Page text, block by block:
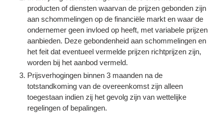
producten of diensten waarvan de prijzen gebonden zijn
aan schommelingen op de financiële markt en waar de
ondernemer geen invloed op heeft, met variabele prijzen
aanbieden. Deze gebondenheid aan schommelingen en
het feit dat eventueel vermelde prijzen richtprijzen zijn,
worden bij het aanbod vermeld.
Prijsverhogingen binnen 3 maanden na de
totstandkoming van de overeenkomst zijn alleen
toegestaan indien zij het gevolg zijn van wettelijke
regelingen of bepalingen.